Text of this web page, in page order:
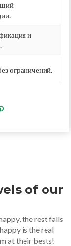
и
ограничений.
of our
the rest falls
is the real
at their bests!